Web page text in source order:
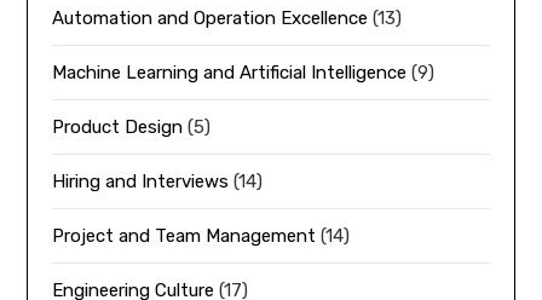
Automation and Operation Excellence (13)
Machine Learning and Artificial Intelligence (9)
Product Design (5)
Hiring and Interviews (14)
Project and Team Management (14)
Engineering Culture (17)